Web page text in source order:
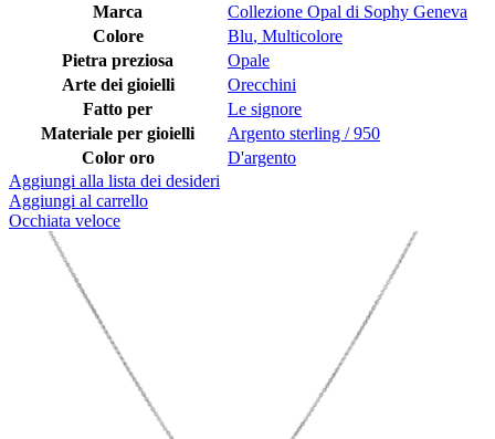
Marca
Collezione Opal di Sophy Geneva
Colore
Blu, Multicolore
Pietra preziosa
Opale
Arte dei gioielli
Orecchini
Fatto per
Le signore
Materiale per gioielli
Argento sterling / 950
Color oro
D'argento
Aggiungi alla lista dei desideri
Aggiungi al carrello
Occhiata veloce